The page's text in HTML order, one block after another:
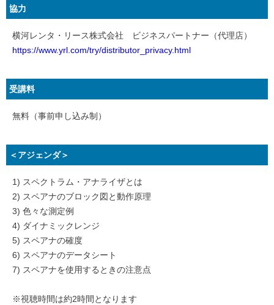
協力
横河レンタ・リース株式会社 ビジネスパートナー（代理店）
https://www.yrl.com/try/distributor_privacy.html
受講料
無料（事前申し込み制）
＜アジェンダ＞
1) スペクトラム・アナライザとは
2) スペアナのブロック図と動作原理
3) 色々な測定例
4) ダイナミックレンジ
5) スペアナの確度
6) スペアナのデータシート
7) スペアナを使用するときの注意点
※視聴時間は約2時間となります